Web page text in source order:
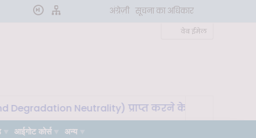
अंग्रेज़ी सूचना का अधिकार
वेब ईमेल
Neutrality) प्राप्त करने के लिए मृदा
आईगोट कोर्स अन्य